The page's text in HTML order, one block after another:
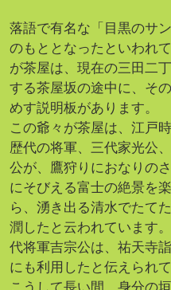
落語で有名な「目黒のサ
のもととなったといわれ
が茶屋は、現在の三田二
する茶屋坂の途中に、そ
めす説明板があります。
この爺々が茶屋は、江戸
歴代の将軍、三代家光公
公が、鷹狩りにおなりの
にそびえる富士の絶景を
ら、湧き出る清水でたて
潤したと云われています
代将軍吉宗公は、祐天寺
にも利用したと伝えられて